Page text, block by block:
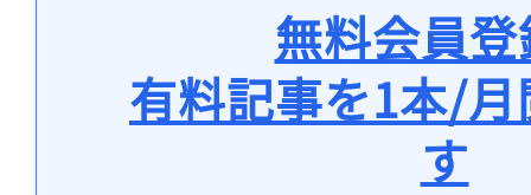
無料会員
有料記事を1本/
す